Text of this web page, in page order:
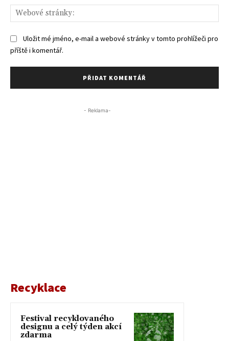
Uložit mé jméno, e-mail a webové stránky v tomto prohlížeči pro
příště i komentář.
- Reklama-
Recyklace
Festival recyklovaného
designu a celý týden akcí
zdarma